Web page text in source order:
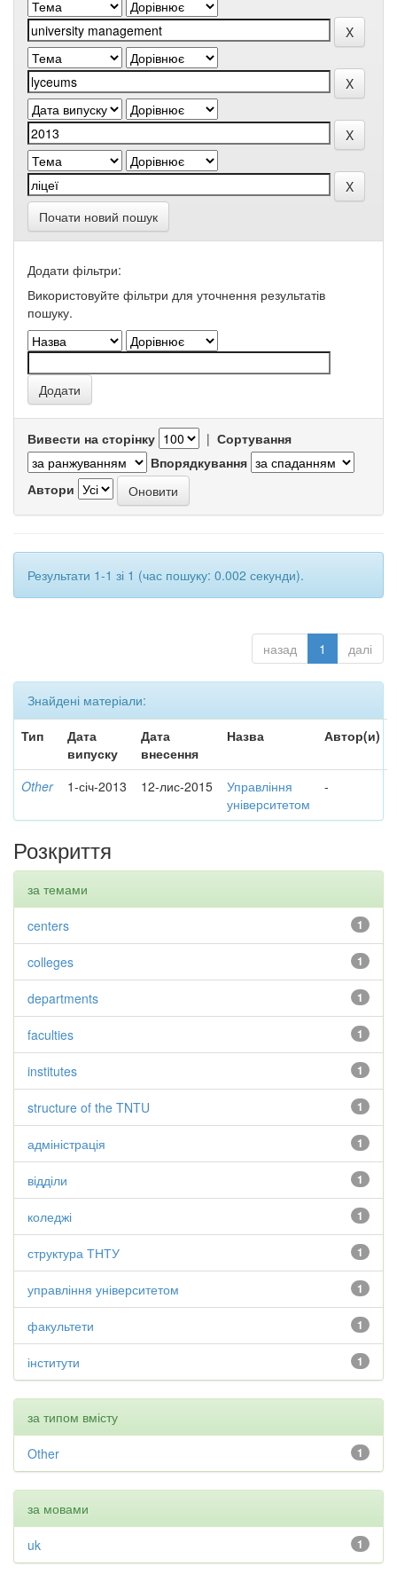
Почати новий пошук
Додати фільтри:
Використовуйте фільтри для уточнення результатів
пошуку.
Вивести на сторінку | Сортування
Впорядкування
Автори
Результати 1-1 зі 1 (час пошуку: 0.002 секунди).
назад 1 далі
Знайдені матеріали:
Тип
Дата
випуску
Дата
внесення
Назва Автор(и)
Other 1-січ-2013 12-лис-2015
Управління
університетом
-
Розкриття
за темами
1
centers
1
colleges
1
departments
1
faculties
1
institutes
1
structure of the TNTU
1
адміністрація
1
відділи
1
коледжі
1
структура ТНТУ
1
управління університетом
1
факультети
1
інститути
за типом вмісту
1
Other
за мовами
1
uk